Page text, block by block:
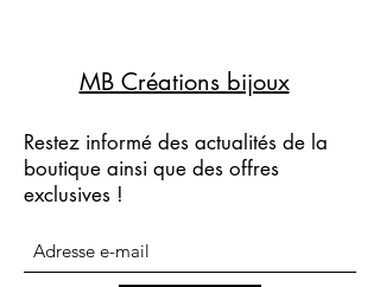
MB Créations bijoux
Restez informé des actualités de la
boutique ainsi que des offres
exclusives !